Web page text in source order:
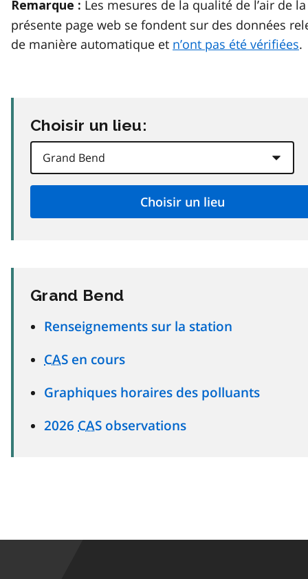
Remarque : Les mesures de la qualité de l’air de la
présente page web se fondent sur des données
de manière automatique et n’ont pas été vérifiées.
Choisir un lieu:
Grand Bend
Renseignements sur la station
CAS en cours
Graphiques horaires des polluants
2026 CAS observations